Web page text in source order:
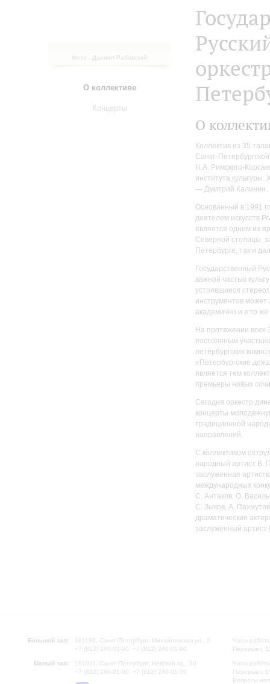
Фото - Даниил Рабовский
О коллективе
Концерты
О
Коллектив из 35
Санкт-
Н.А. Римского-
института
— Дмитрий Калинин.
Основанный в 1991
деятелем искусств
является одним из
Северной столицы,
Петербурге, так и
Государственный
важной частью
устоявшиеся
инструментов может
академично и в то
На протяжении всех
постоянным
петербургских
«Петербургские
является тем
премьеры новых
Сегодня оркестр
концерты
традиционной
направлений.
С коллективом
народный артист В.
заслуженная
международных
С. Антаков, О.
С. Зыков, А.
драматические
заслуженный
Большой зал:
191186, Санкт-Петербург, Михайловская ул., 2
+7 (812) 240-01-00, +7 (812) 240-01-80
Малый зал:
191011, Санкт-Петербург, Невский пр., 30
+7 (812) 240-01-00, +7 (812) 240-01-70
Часы
Перерыв с
Часы
Перерыв с
Вопросы